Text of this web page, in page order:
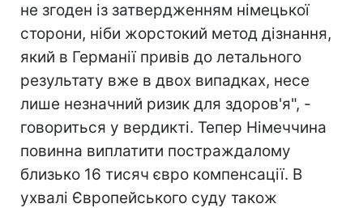
не згоден із затвердженням німецької
сторони, ніби жорстокий метод дізнання,
який в Германії привів до летального
результату вже в двох випадках, несе
лише незначний ризик для здоров'я", -
говориться у вердикті. Тепер Німеччина
повинна виплатити постраждалому
близько 16 тисяч євро компенсації. В
ухвалі Європейського суду також